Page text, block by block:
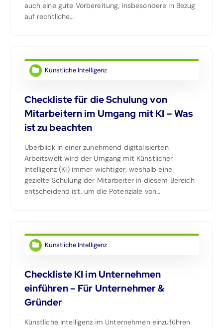
auch eine gute Vorbereitung, insbesondere in Bezug
auf rechtliche…
Künstliche Intelligenz
Checkliste für die Schulung von
Mitarbeitern im Umgang mit KI – Was
ist zu beachten
Überblick In einer zunehmend digitalisierten
Arbeitswelt wird der Umgang mit Künstlicher
Intelligenz (KI) immer wichtiger, weshalb eine
gezielte Schulung der Mitarbeiter in diesem Bereich
entscheidend ist, um die Potenziale von…
Künstliche Intelligenz
Checkliste KI im Unternehmen
einführen – Für Unternehmer &
Gründer
Künstliche Intelligenz im Unternehmen einzuführen